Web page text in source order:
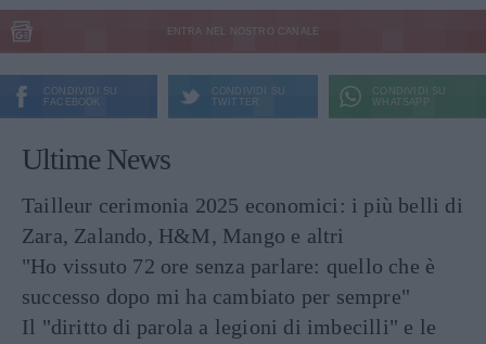
ENTRA NEL NOSTRO CANALE
CONDIVIDI SU
FACEBOOK
CONDIVIDI SU
TWITTER
CONDIVIDI SU
WHATSAPP
Ultime News
Tailleur cerimonia 2025 economici: i più belli di
Zara, Zalando, H&M, Mango e altri
"Ho vissuto 72 ore senza parlare: quello che è
successo dopo mi ha cambiato per sempre"
Il "diritto di parola a legioni di imbecilli" e le